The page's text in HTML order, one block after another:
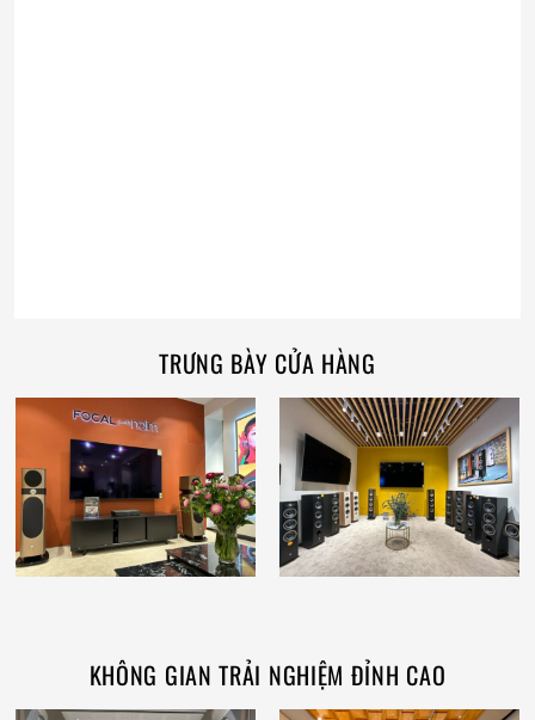
TRƯNG BÀY CỬA HÀNG
KHÔNG GIAN TRẢI NGHIỆM ĐỈNH CAO